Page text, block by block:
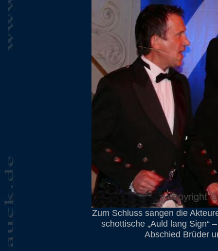
Zum Schluss sangen die
schottische „Auld lang Sign“
Abschied Brüder